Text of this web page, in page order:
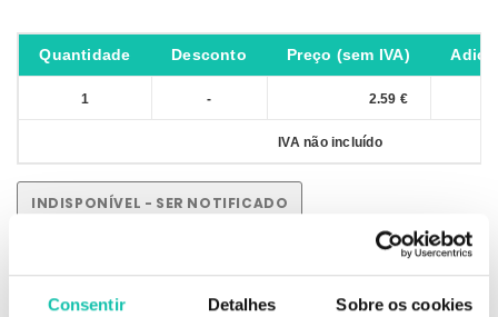
Consentir Detalhes Sobre os cookies
Quantidade Desconto Preço (sem IVA)
1 - 2.59 €
IVA não incluído
INDISPONÍVEL - SER NOTIFICADO